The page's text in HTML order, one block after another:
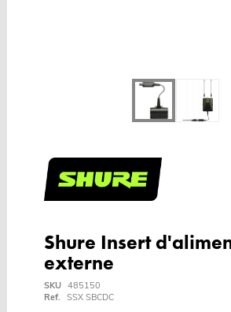
Shure Insert
externe
SKU 485150
Ref. SSX SBCDC